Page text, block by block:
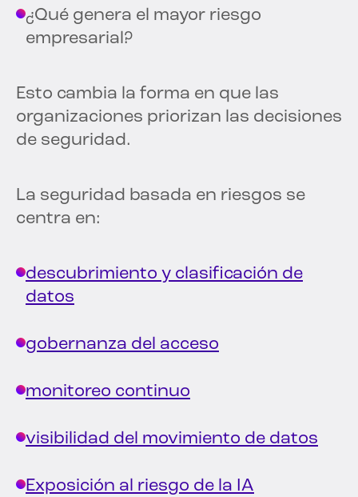
¿Qué genera el mayor riesgo
empresarial?
Esto cambia la forma en que las
organizaciones priorizan las decisiones
de seguridad.
La seguridad basada en riesgos se
centra en:
descubrimiento y clasificación de
datos
gobernanza del acceso
monitoreo continuo
visibilidad del movimiento de datos
Exposición al riesgo de la IA